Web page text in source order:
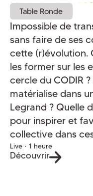
Table Ronde
Impossible de
sans faire de ses
cette (r)évolution.
les former sur les
cercle du CODIR
matérialise dans
Legrand ? Quelle
pour inspirer et
collective dans
Live · 1 heure
Découvrir